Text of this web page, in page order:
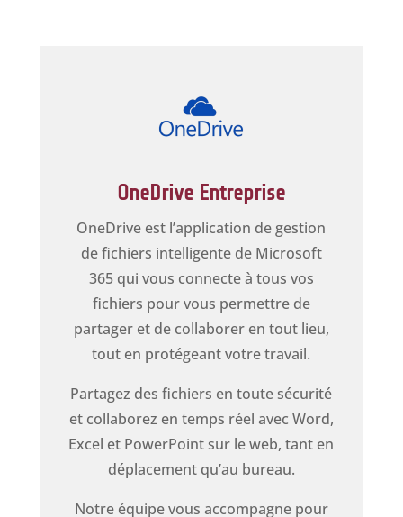
OneDrive Entreprise
OneDrive est l’application de gestion
de fichiers intelligente de Microsoft
365 qui vous connecte à tous vos
fichiers pour vous permettre de
partager et de collaborer en tout lieu,
tout en protégeant votre travail.
Partagez des fichiers en toute sécurité
et collaborez en temps réel avec Word,
Excel et PowerPoint sur le web, tant en
déplacement qu’au bureau.
Notre équipe vous accompagne pour